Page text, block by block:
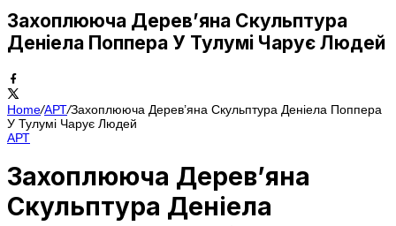
Захоплююча Дерев’яна Скульптура
Деніела Поппера У Тулумі Чарує Людей
Home/АРТ/Захоплююча Дерев’яна Скульптура Деніела Поппера
У Тулумі Чарує Людей
АРТ
Захоплююча Дерев’яна
Скульптура Деніела